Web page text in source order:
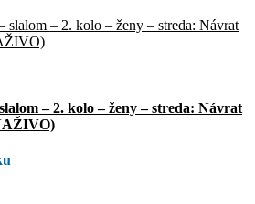
– 2. kolo – ženy – streda: Návrat